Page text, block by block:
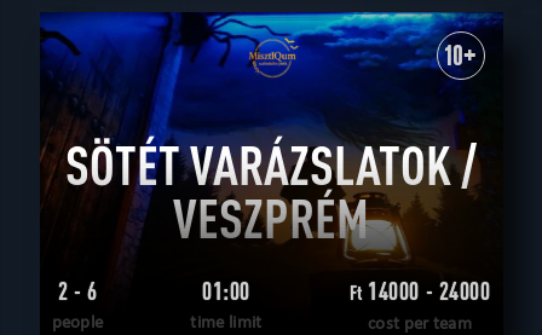
10+
SÖTÉT VARÁZSLATOK /
VESZPRÉM
2 - 6
people
01:00
time limit
Ft14000 - 24000
cost per team